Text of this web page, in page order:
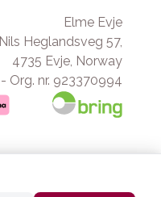
Elme Evje
Nils Heglandsveg 57,
4735 Evje, Norway
- Org. nr. 923370994